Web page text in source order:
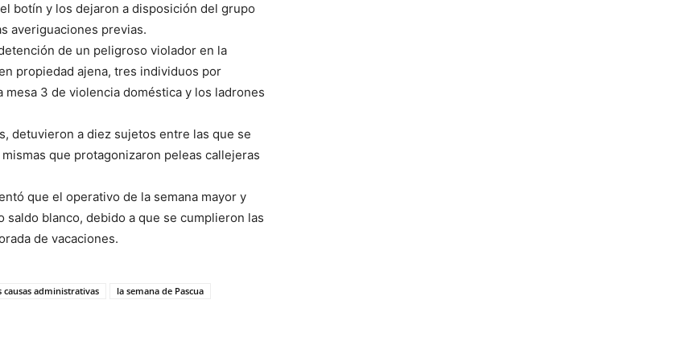
botín y los dejaron a disposición del grupo
averiguaciones previas.
de un peligroso violador en la
propiedad ajena, tres individuos por
3 de violencia doméstica y los ladrones
detuvieron a diez sujetos entre las que se
que protagonizaron peleas callejeras
que el operativo de la semana mayor y
saldo blanco, debido a que se cumplieron las
de vacaciones.
administrativas
la semana de Pascua